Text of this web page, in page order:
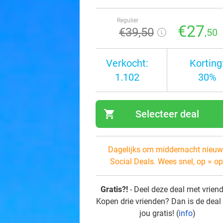
Regulier
€39,50 €27,50
Verkocht:
1.102
30%
shopping_cart Selecteer deal
Dagelijks om middernacht
Social Deals. Wees snel, op =
Gratis?! - Deel deze deal met
Kopen drie vrienden? Dan is de
jou gratis! (info)